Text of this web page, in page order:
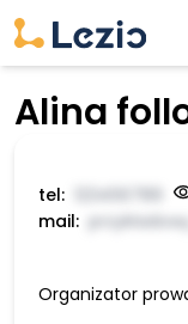
Alina
tel:
mail:
Organizator